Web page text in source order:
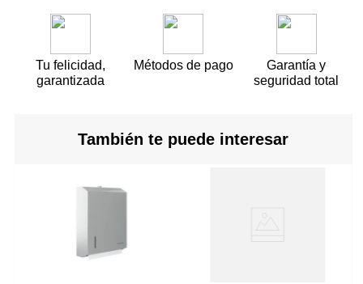
Tu felicidad,
garantizada
Métodos de pago
Garantía y
seguridad total
También te puede interesar